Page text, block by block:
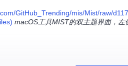
GitHub_Trending/mis/Mist/raw/
macOS工具MIST的双主题界面，